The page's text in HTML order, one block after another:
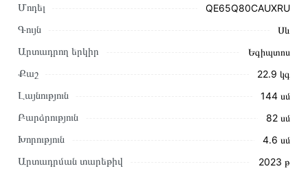
Մոդել QE65Q80CAUXRU
Գույն Սև
Արտադրող երկիր Եգիպտոս
Քաշ 22.9 կգ
Լայնություն 144 սմ
Բարձրություն 82 սմ
Խորություն 4․6 սմ
Արտադրման տարեթիվ 2023 թ